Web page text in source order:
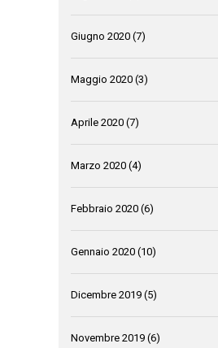
Giugno 2020 (7)
Maggio 2020 (3)
Aprile 2020 (7)
Marzo 2020 (4)
Febbraio 2020 (6)
Gennaio 2020 (10)
Dicembre 2019 (5)
Novembre 2019 (6)